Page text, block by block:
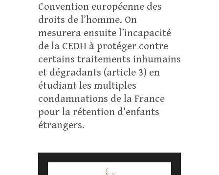
Convention européenne des
droits de l’homme. On
mesurera ensuite l’incapacité
de la CEDH à protéger contre
certains traitements inhumains
et dégradants (article 3) en
étudiant les multiples
condamnations de la France
pour la rétention d’enfants
étrangers.